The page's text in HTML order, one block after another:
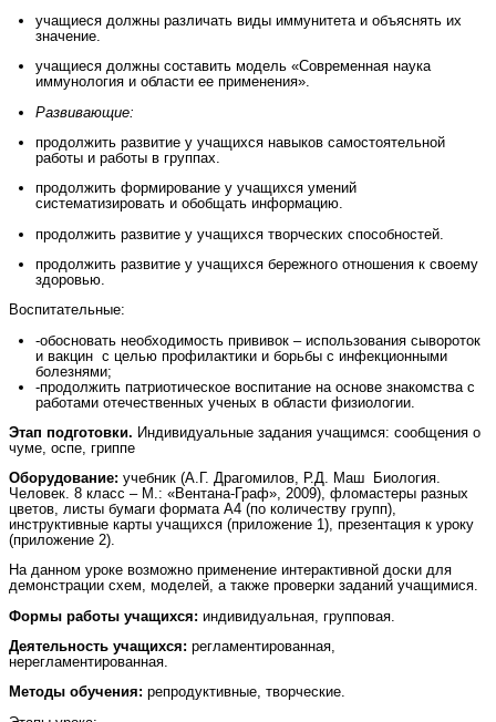
учащиеся должны различать виды иммунитета и объяснять их
значение.
учащиеся должны составить модель «Современная наука
иммунология и области ее применения».
Развивающие:
продолжить развитие у учащихся навыков самостоятельной
работы и работы в группах.
продолжить формирование у учащихся умений
систематизировать и обобщать информацию.
продолжить развитие у учащихся творческих способностей.
продолжить развитие у учащихся бережного отношения к своему
здоровью.
Воспитательные:
-обосновать необходимость прививок – использования сывороток
и вакцин с целью профилактики и борьбы с инфекционными
болезнями;
-продолжить патриотическое воспитание на основе знакомства с
работами отечественных ученых в области физиологии.
Этап подготовки. Индивидуальные задания учащимся: сообщения о
чуме, оспе, гриппе
Оборудование: учебник (А.Г. Драгомилов, Р.Д. Маш Биология.
Человек. 8 класс – М.: «Вентана-Граф», 2009), фломастеры разных
цветов, листы бумаги формата А4 (по количеству групп),
инструктивные карты учащихся (приложение 1), презентация к уроку
(приложение 2).
На данном уроке возможно применение интерактивной доски для
демонстрации схем, моделей, а также проверки заданий учащимися.
Формы работы учащихся: индивидуальная, групповая.
Деятельность учащихся: регламентированная,
нерегламентированная.
Методы обучения: репродуктивные, творческие.